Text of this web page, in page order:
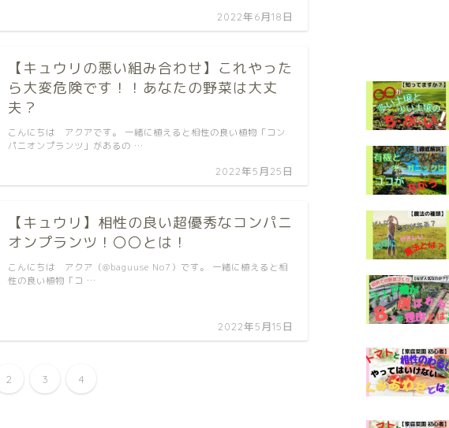
2022年6月18日
【キュウリの悪い組み合わせ】これやった
ら大変危険です！！あなたの野菜は大丈
夫？
2022年5月25日
こんにちは アクアです。 一緒に植えると相性の良い植物「コン
パニオンプランツ」があるの …
【キュウリ】相性の良い超優秀なコンパニ
オンプランツ！〇〇とは！
2022年5月15日
こんにちは アクア（@baguuse No7）です。 一緒に植えると相
性の良い植物「コ …
2 3 4